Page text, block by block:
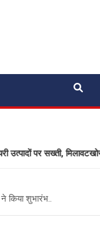
पर सख्ती, मिलावटखोरों
किया शुभारंभ..